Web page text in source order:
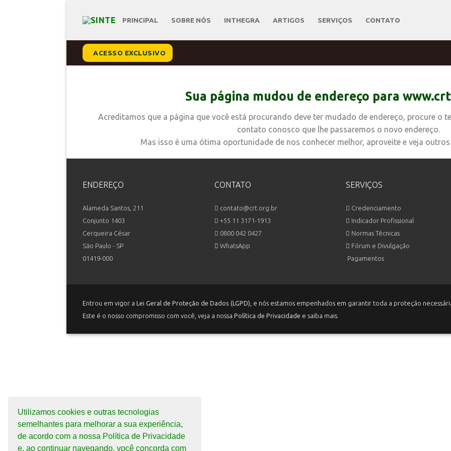
PRINCIPAL SOBRE NÓS INTHEGRA ARTIGOS SERVIÇOS CONTATO
ACESSO EXCLUSIVO
Sua página mudou de endereço para
Acreditamos que a página que você está procurando deve ter mudado de endereço, procure o
contato conosco que lhe passaremos o novo endereço.
Mas isso é uma ótima oportunidade de nos conhecer melhor, aproveite e veja
ENDEREÇO
Alameda Santos, 211
Conjunto 1403
Cerqueira César
São Paulo - SP
01419-000
CONTATO
contato@crt.org.br
+55 11 3171-1913
0800 042 0427
WhatsApp
SERVIÇOS
Credenciamento
Indicador Profissional
Normas Técnicas
Fórum e Divulgação
Pagamentos
Entrou em vigor a Lei Geral de Proteção de Dados (LGPD) , e nós estamos empenhados em garantir toda a proteção
Este é o nosso compromisso com você, veja a nossa Política de Privacidade e saiba mais.
Utilizamos cookies e outras tecnologias
semelhantes para melhorar a sua experiência,
de acordo com a nossa Política de Privacidade
e, ao continuar navegando, você concorda com